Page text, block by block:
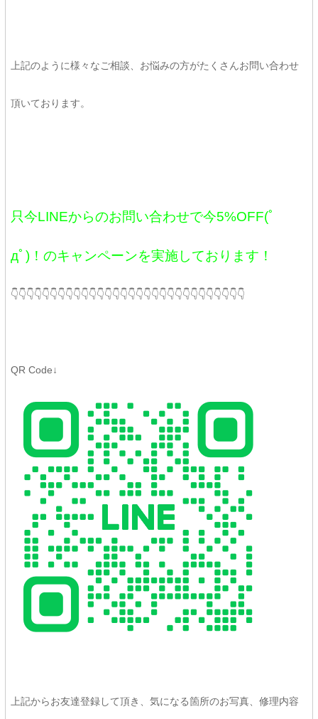
上記のように様々なご相談、お悩みの方がたくさんお問い合わせ
頂いております。
只今LINEからのお問い合わせで今5%OFF(ﾟ
дﾟ)！のキャンペーンを実施しております！
👇👇👇👇👇👇👇👇👇👇👇👇👇👇👇👇👇👇👇👇👇👇👇👇👇👇👇👇👇👇
QR Code↓
上記からお友達登録して頂き、気になる箇所のお写真、修理内容